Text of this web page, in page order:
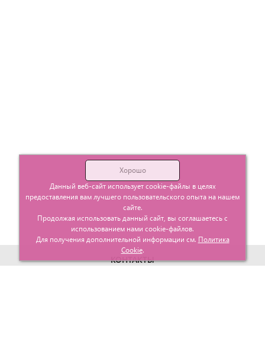
КОНТАКТЫ
Хорошо
Данный веб-сайт использует cookie-файлы в целях
предоставления вам лучшего пользовательского опыта на нашем
сайте.
Продолжая использовать данный сайт, вы соглашаетесь с
использованием нами cookie-файлов.
Для получения дополнительной информации см. Политика
Cookie.